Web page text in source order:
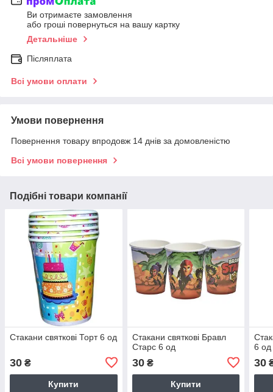
Ви отримаєте замовлення
або гроші повернуться на вашу картку
Детальніше
Післяплата
Всі умови оплати
Умови повернення
Повернення товару впродовж 14 днів за домовленістю
Всі умови повернення
Подібні товари компанії
Стакани святкові Торт 6 од
30 ₴
Купити
Стакани святкові Бравл
Старс 6 од
30₴
Купити
6 од
30